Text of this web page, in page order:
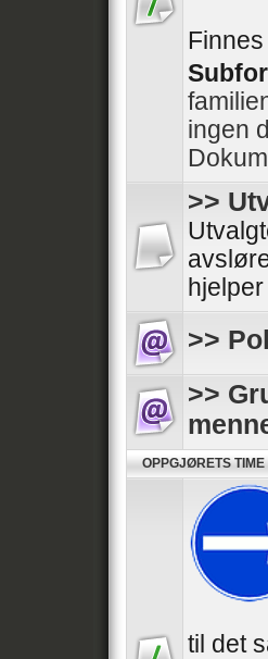
ingen
>>
>>
>>
OPPGJØRETS
til det